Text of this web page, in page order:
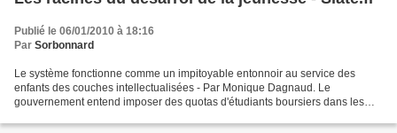
Publié le 06/01/2010 à 18:16
Par Sorbonnard
Le système fonctionne comme un impitoyable entonnoir au service des
enfants des couches intellectualisées - Par Monique Dagnaud. Le
gouvernement entend imposer des quotas d'étudiants boursiers dans les